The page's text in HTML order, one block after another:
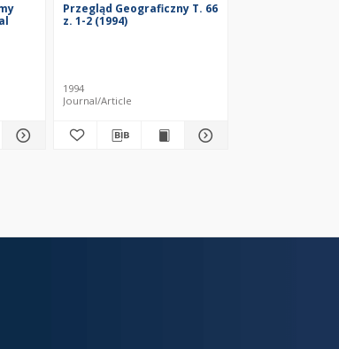
Przegląd Geograficzny T. 66
z. 1-2 (1994)
1994
Journal/Article